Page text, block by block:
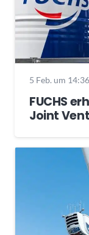
5 Feb. um
FUCHS
Joint